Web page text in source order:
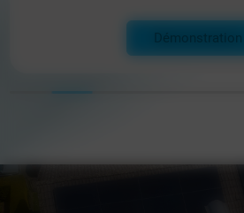
Démonstration